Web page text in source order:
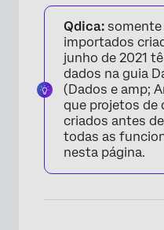
Qdica:
importados
junho de 2021
dados na guia
(Dados e amp;
que projetos de
criados antes
todas as
nesta página.